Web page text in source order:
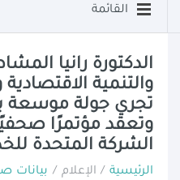
القائمة
الدكتورة رانيا
والتنمية
تجري جولة موسعة
وتعقد مؤتمرًا
الشركة المتحدة
الرئيسية/ الإعلام / بيانات